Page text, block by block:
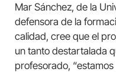
Mar Sánchez, de la
defensora de la
calidad, cree que el
un tanto destartalada
profesorado,